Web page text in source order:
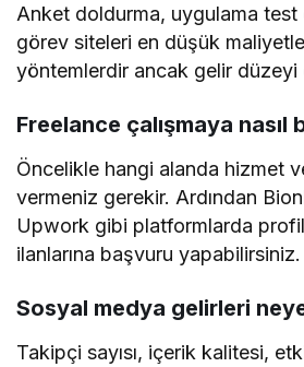
Anket doldurma, uygulama test
görev siteleri en düşük
yöntemlerdir ancak gelir
Freelance çalışmaya nasıl
Öncelikle hangi alanda hizmet
vermeniz gerekir. Ardından
Upwork gibi platformlarda
ilanlarına başvuru yapabilirsiniz.
Sosyal medya gelirleri neye
Takipçi sayısı, içerik kalitesi,